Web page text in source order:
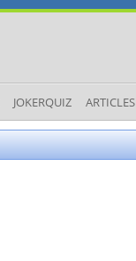
JOKERQUIZ ARTICLES